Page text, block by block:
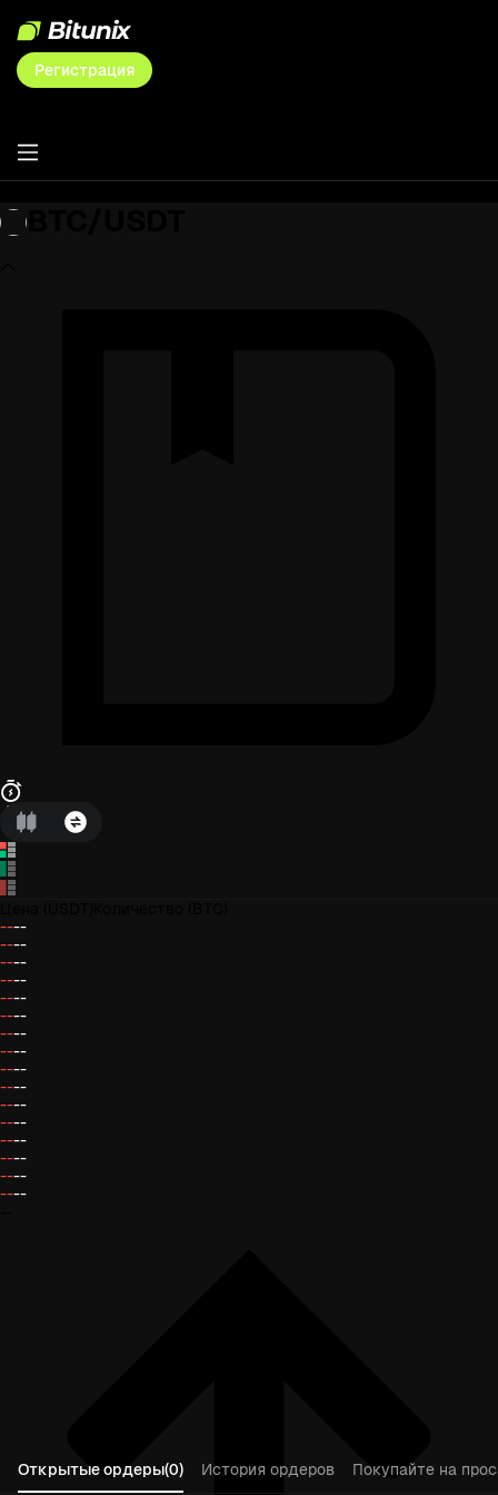
Регистрация
----
----
----
----
----
----
----
----
----
----
----
----
----
----
----
----
Открытые ордеры(0) История ордеров
Покупайте на